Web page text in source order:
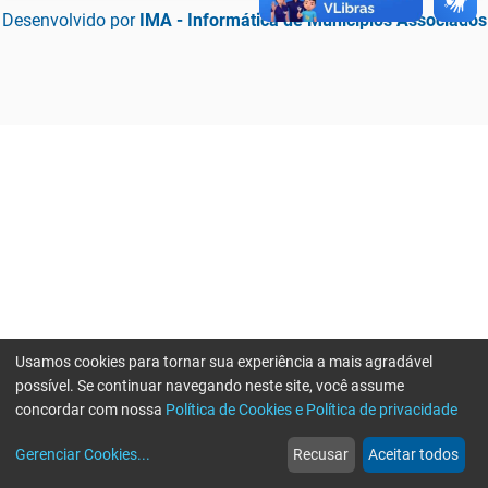
Desenvolvido por IMA - Informática de Municípios Associados
web
Notícias
more_horiz
Mais
Usamos cookies para tornar sua experiência a mais agradável
possível. Se continuar navegando neste site, você assume
concordar com nossa Política de Cookies e Política de privacidade
Gerenciar Cookies... Recusar Aceitar todos
Erro ao enviar informações, por favor tente novamente